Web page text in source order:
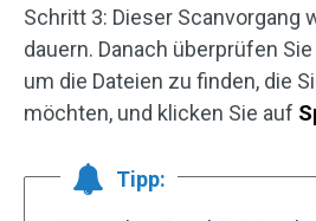
Schritt 3: Dieser Scanvorgang
dauern. Danach überprüfen
um die Dateien zu finden, die
möchten, und klicken Sie auf
Tipp: